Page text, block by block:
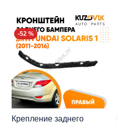
-52 %
Крепление заднего